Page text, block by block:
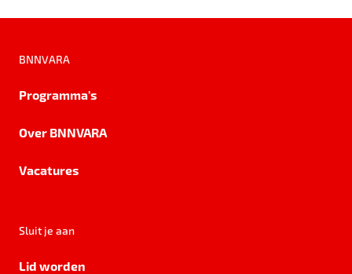
BNNVARA
Programma's
Over BNNVARA
Vacatures
Sluit je aan
Lid worden